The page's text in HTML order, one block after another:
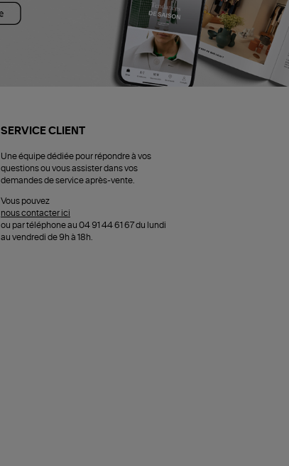
SERVICE CLIENT
Une équipe dédiée pour répondre à vos
questions ou vous assister dans vos
demandes de service après-vente.
Vous pouvez
nous contacter ici
ou par téléphone au 04 91 44 61 67 du lundi
au vendredi de 9h à 18h.